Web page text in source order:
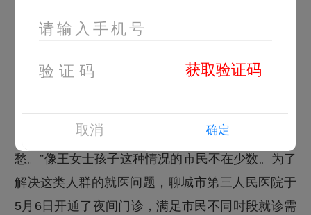
“由于白天工作、学习比较忙，很难抽出时间到医院
检查。看病难，有一部分原因是为时间安排发
愁。”像王女士孩子这种情况的市民不在少数。为了
解决这类人群的就医问题，聊城市第三人民医院于
5月6日开通了夜间门诊，满足市民不同时段就诊需
取消 确定